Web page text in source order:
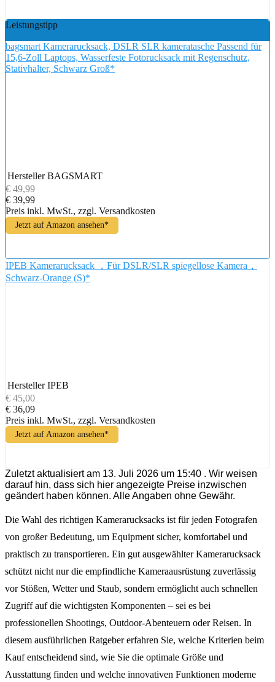
Leistungstipp
bagsmart Kamerarucksack, DSLR SLR kameratasche Passend für
15,6-Zoll Laptops, Wasserfeste Fotorucksack mit Regenschutz,
Stativhalter, Schwarz Groß*
Hersteller BAGSMART
€ 49,99
€ 39,99
Preis inkl. MwSt., zzgl. Versandkosten
Jetzt auf Amazon ansehen*
IPEB Kamerarucksack ，Für DSLR/SLR spiegellose Kamera，
Schwarz-Orange (S)*
Hersteller IPEB
€ 45,00
€ 36,09
Preis inkl. MwSt., zzgl. Versandkosten
Jetzt auf Amazon ansehen*
Zuletzt aktualisiert am 13. Juli 2026 um 15:40 . Wir weisen
darauf hin, dass sich hier angezeigte Preise inzwischen
geändert haben können. Alle Angaben ohne Gewähr.
Die Wahl des richtigen Kamerarucksacks ist für jeden Fotografen
von großer Bedeutung, um Equipment sicher, komfortabel und
praktisch zu transportieren. Ein gut ausgewählter Kamerarucksack
schützt nicht nur die empfindliche Kameraausrüstung zuverlässig
vor Stößen, Wetter und Staub, sondern ermöglicht auch schnellen
Zugriff auf die wichtigsten Komponenten – sei es bei
professionellen Shootings, Outdoor-Abenteuern oder Reisen. In
diesem ausführlichen Ratgeber erfahren Sie, welche Kriterien beim
Kauf entscheidend sind, wie Sie die optimale Größe und
Ausstattung finden und welche innovativen Funktionen moderne